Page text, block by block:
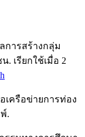
การสร้างกลุ่ม
เรียกใช้เมื่อ 2
เครือข่ายการท่อง
.